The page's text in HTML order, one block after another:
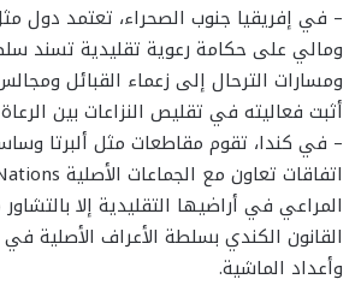
– في إفريقيا جنوب الصحراء، تعتمد دول مثل
ومالي على حكامة رعوية تقليدية تسند
ومسارات الترحال إلى زعماء القبائل
أثبت فعاليته في تقليص النزاعات بين
– في كندا، تقوم مقاطعات مثل ألبرتا
المراعي في أراضيها التقليدية إلا
القانون الكندي بسلطة الأعراف الأصلية
وأعداد الماشية.